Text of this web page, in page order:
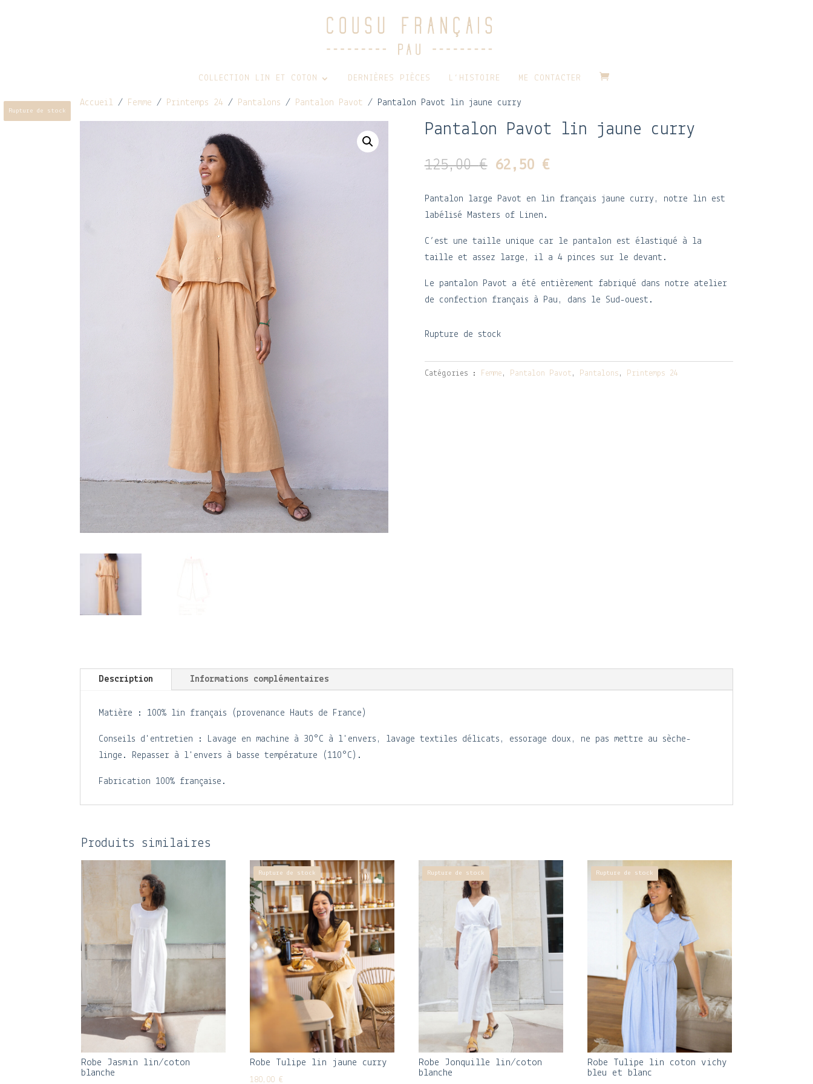
COLLECTION LIN ET COTON DERNIÈRES PIÈCES L’HISTOIRE ME CONTACTER
Rupture de stock
Accueil / Femme / Printemps 24 / Pantalons / Pantalon Pavot / Pantalon Pavot lin jaune curry
Pantalon Pavot lin jaune curry
125,00€ Le
initial
était :
62,50 €Le
actuel
Pantalon large Pavot en lin français jaune curry, notre lin est
labélisé Masters of Linen.
C’est une taille unique car le pantalon est élastiqué à la
taille et assez large, il a 4 pinces sur le devant.
Le pantalon Pavot a été entièrement fabriqué dans notre atelier
de confection français à Pau, dans le Sud-ouest.
Rupture de stock
Catégories : Femme , Pantalon Pavot , Pantalons , Printemps 24
Description Informations complémentaires
Matière : 100% lin français (provenance Hauts de France)
Conseils d'entretien : Lavage en machine à 30°C à l'envers, lavage textiles délicats, essorage doux, ne pas mettre au sèche-
linge. Repasser à l'envers à basse température (110°C).
Fabrication 100% française.
Produits similaires
Robe Jasmin lin/coton
blanche
Rupture de stock
Robe Tulipe lin jaune curry
180,00€
Rupture de stock
Robe Jonquille lin/coton
blanche
Rupture de stock
Robe Tulipe lin coton vichy
bleu et blanc